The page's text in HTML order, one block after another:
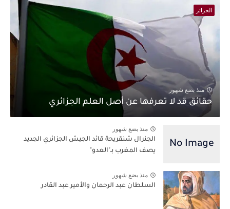
الجزائر
منذ بضع شهور
حقائق قد لا تعرفها عن أصل العلم الجزائري
منذ بضع شهور
الجنرال شنقريحة قائد الجيش الجزائري الجديد
يصف المغرب بـ"العدو"
منذ بضع شهور
السلطان عبد الرحمان والأمير عبد القادر